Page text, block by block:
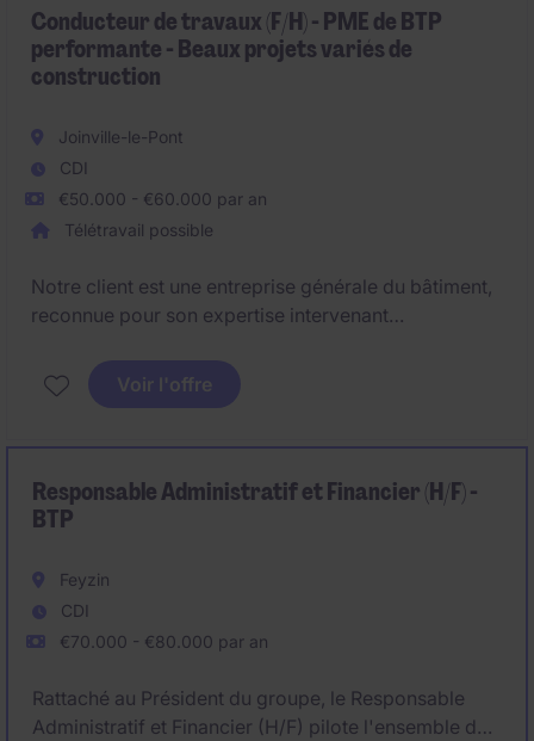
Conducteur de travaux (F/H) - PME de BTP
performante - Beaux projets variés de
construction
Joinville-le-Pont
CDI
€50.000 - €60.000 par an
Télétravail possible
Notre client est une entreprise générale du bâtiment,
reconnue pour son expertise intervenant
environ 20 M€ de CA/an, elle s'appuie sur des
équipes travaux et des compagnons en propre.
conducteur de travaux.
Voir l'offre
Responsable Administratif et Financier (H/F) -
BTP
Feyzin
CDI
€70.000 - €80.000 par an
Rattaché au Président du groupe, le Responsable
Administratif et Financier (H/F) pilote l'ensemble des